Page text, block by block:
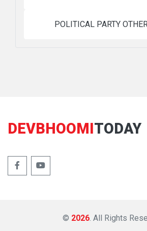
POLITICAL PARTY
DEVBHOOMITODAY
© 2026 . All Rights